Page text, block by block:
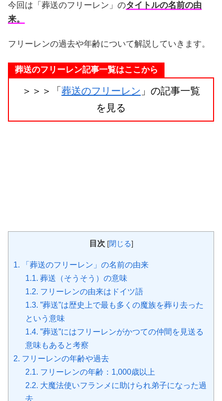
今回は「葬送のフリーレン」のタイトルの名前の由
来。
フリーレンの過去や年齢について解説していきます。
葬送のフリーレン記事一覧はここから
＞＞＞「 葬送のフリーレン 」の記事一覧
を見る
目次 [閉じる]
1. 「葬送のフリーレン」の名前の由来
1.1. 葬送（そうそう）の意味
1.2. フリーレンの由来はドイツ語
1.3. ”葬送”は歴史上で最も多くの魔族を葬り去った
という意味
1.4. ”葬送”にはフリーレンがかつての仲間を見送る
意味もあると考察
2. フリーレンの年齢や過去
2.1. フリーレンの年齢：1,000歳以上
2.2. 大魔法使いフランメに助けられ弟子になった過
去